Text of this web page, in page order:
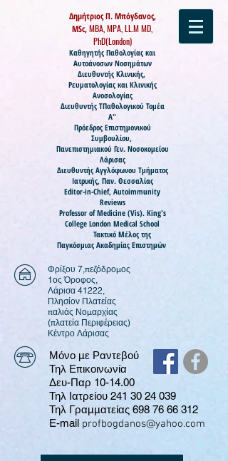
Δημήτριος Π. Μπόγδανος,
MSc,MBA, MPA, LL.M MD,
PhD(London)
Καθηγητής Παθολογίας και
Αυτοάνοσων Νοσημάτων
Διευθυντής Κλινικής,
Ρευματολογίας και Κλινικής
Ανοσολογίας
Διευθυντής ΤΠαθολογικού Τομέα
Α"
Πρόεδρος Επιστημονικού
Συμβουλίου,
Πανεπιστημιακού Γεν. Νοσοκομείου
Λάρισας
Διευθυντής Αγγλόφωνου Τμήματος
Ιατρικής, Παν. Θεσσαλίας
Editor-in-Chief, Autoimmunity
Reviews
Professor of Medicine (Vis). King's
College London Medical School
Τακτικό Μέλος της
Παγκόσμιας Ακαδημίας Επιστημών
Φρίξου 7,πεζόδρομος
1ος Όροφος,
Λάρισα 41222,
Πλησίον Πλατείας
παλιάς Νομαρχίας
(πλατεία Περιφέρειας)
​Κέντρο Λάρισας
Μόνο με Ραντεβού
Τηλ Επικοινωνία
Δευ-Παρ 10-14.00
Τηλ Ιατρείου 241 30 24 039
Τηλ Γραμματείας 698 76 66 312
E-mail profbogdanos@yahoo.com